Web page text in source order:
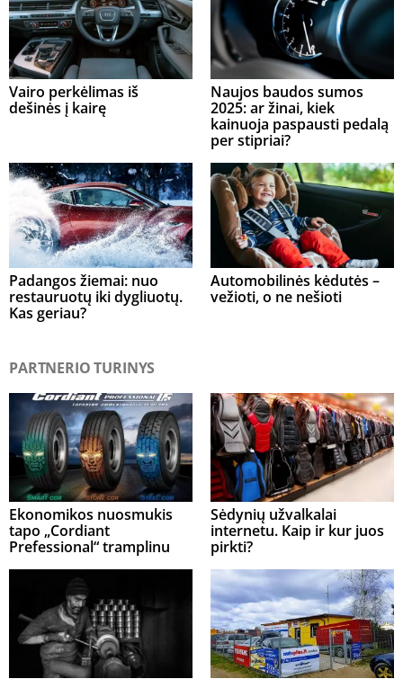
Vairo perkėlimas iš
dešinės į kairę
Naujos baudos sumos
2025: ar žinai, kiek
kainuoja paspausti pedalą
per stipriai?
Padangos žiemai: nuo
restauruotų iki dygliuotų.
Kas geriau?
Automobilinės kėdutės –
vežioti, o ne nešioti
PARTNERIO TURINYS
Ekonomikos nuosmukis
tapo „Cordiant
Prefessional“ tramplinu
Sėdynių užvalkalai
internetu. Kaip ir kur juos
pirkti?